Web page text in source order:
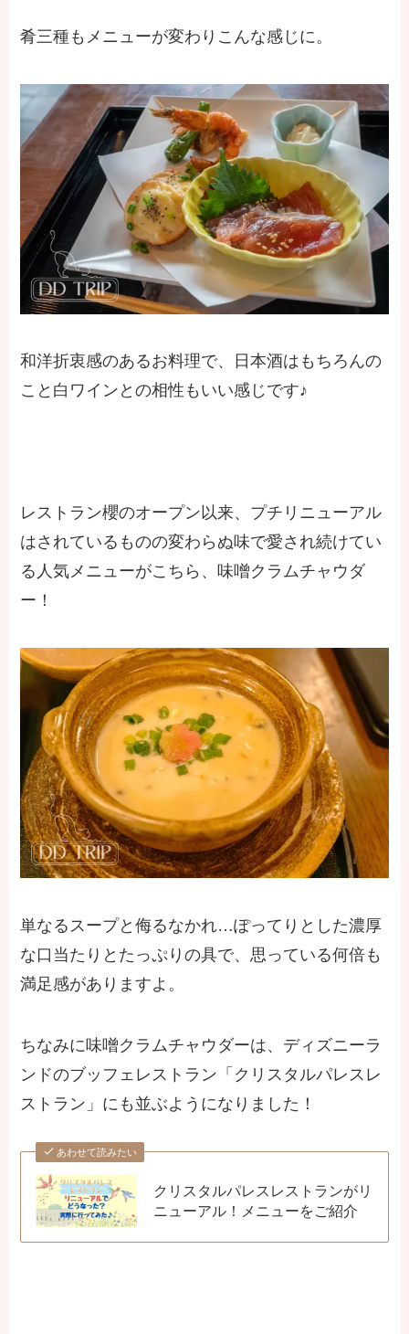
肴三種もメニューが変わりこんな感じに。
和洋折衷感のあるお料理で、日本酒はもちろんの
こと白ワインとの相性もいい感じです♪
レストラン櫻のオープン以来、プチリニューアル
はされているものの変わらぬ味で愛され続けてい
る人気メニューがこちら、味噌クラムチャウダ
ー！
単なるスープと侮るなかれ…ぽってりとした濃厚
な口当たりとたっぷりの具で、思っている何倍も
満足感がありますよ。
ちなみに味噌クラムチャウダーは、ディズニーラ
ンドのブッフェレストラン「クリスタルパレスレ
ストラン」にも並ぶようになりました！
あわせて読みたい
クリスタルパレスレストランがリ
ニューアル！メニューをご紹介